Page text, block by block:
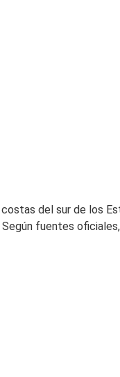
del sur de los
fuentes